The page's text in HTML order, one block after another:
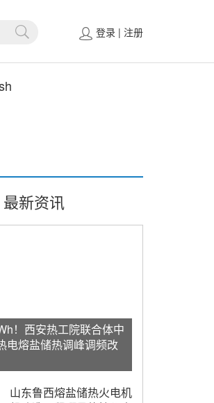
登录 | 注册
最新资讯
！西安热工院联合体中
电熔盐储热调峰调频改
山东鲁西熔盐储热火电机